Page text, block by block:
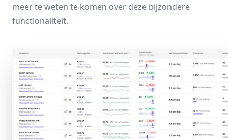
meer te weten te komen over deze bijzondere
functionaliteit.